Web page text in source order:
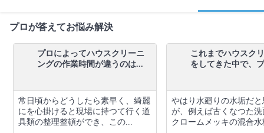
プロが答えてお悩み解決
プロによってハウスクリーニ
ングの作業時間が違うのは...
常日頃からどうしたら素早く、綺麗
にを心掛けると現場に持つて行く道
具類の整理整頓ができ、この...
これまでハウスク
をしてきた中で、
やはり水廻りの水垢だ
が、例えば古くなつた
クロームメッキの混合